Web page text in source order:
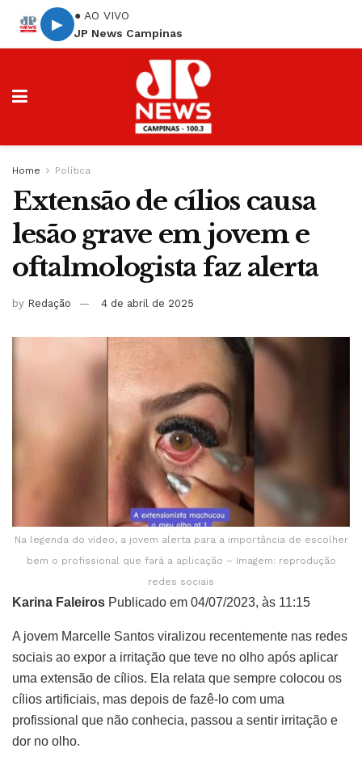
▶
● AO VIVO
JP News Campinas
Home Política
Extensão de cílios causa
lesão grave em jovem e
oftalmologista faz alerta
by Redação 4 de abril de 2025
Na legenda do vídeo, a jovem alerta para a importância de escolher
bem o profissional que fará a aplicação – Imagem: reprodução
redes sociais
Karina Faleiros Publicado em 04/07/2023, às 11:15
A jovem Marcelle Santos viralizou recentemente nas redes
sociais ao expor a irritação que teve no olho após aplicar
uma extensão de cílios. Ela relata que sempre colocou os
cílios artificiais, mas depois de fazê-lo com uma
profissional que não conhecia, passou a sentir irritação e
dor no olho.